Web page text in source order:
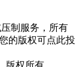
制服务，所有
的版权可点此投